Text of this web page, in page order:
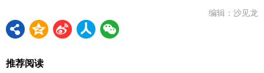
编辑：沙见龙
推荐阅读